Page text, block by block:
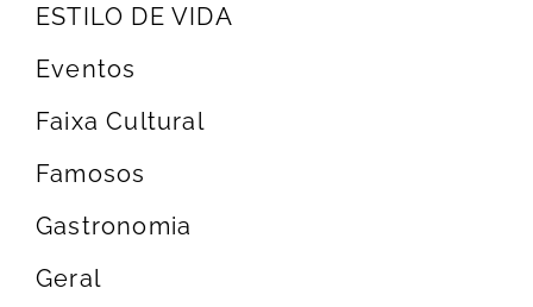
ESTILO DE VIDA
Eventos
Faixa Cultural
Famosos
Gastronomia
Geral